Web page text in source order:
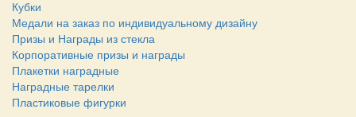
Кубки
Медали на заказ по индивидуальному дизайну
Призы и Награды из стекла
Корпоративные призы и награды
Плакетки наградные
Наградные тарелки
Пластиковые фигурки